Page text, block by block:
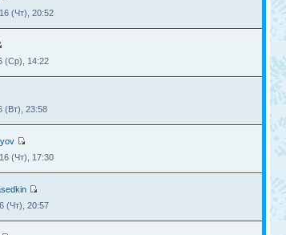
(Чт), 20:52
(Ср), 14:22
(Вт), 23:58
(Чт), 17:30
(Чт), 20:57